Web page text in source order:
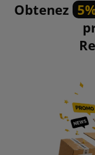
Obtenez